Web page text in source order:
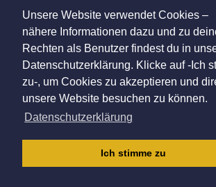
Unsere Website verwendet Cookies –
nähere Informationen dazu und zu
Rechten als Benutzer findest du in
Datenschutzerklärung. Klicke auf -Ich
zu-, um Cookies zu akzeptieren und
unsere Website besuchen zu können.
Datenschutzerklärung
Ich stimme zu
Looking for
Female
Age
40 y.o.
Location
Wedel,
TERMS OF USE
CHILDREN PRIVACY